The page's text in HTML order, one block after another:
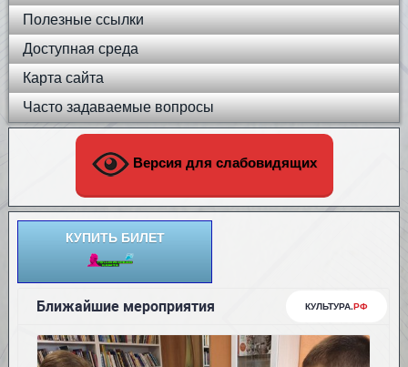
Полезные ссылки
Доступная среда
Карта сайта
Часто задаваемые вопросы
Версия для слабовидящих
КУПИТЬ БИЛЕТ